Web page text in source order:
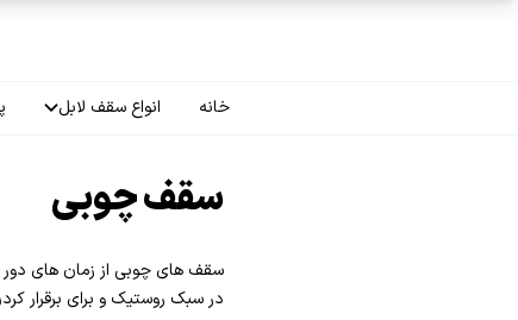
خانه انواع سقف لابل
سقف لاکر
سقف گلکسی
سقف چوبی
سقف های چوبی از زمان های دور
در سبک روستیک و برای برقرار